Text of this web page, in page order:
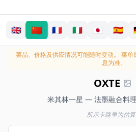
🇬🇧 🇨🇳 🇫🇷 🇮🇹 🇯🇵 🇪🇸
菜品、价格及供应情况可能随时变动。
菜单
息为准。
OXTE
米其林一星 — 法墨融合料
所示卡路里为估